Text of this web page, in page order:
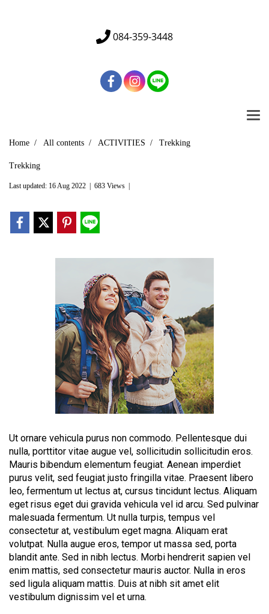
084-359-3448
Home All contents ACTIVITIES Trekking
Trekking
Last updated: 16 Aug 2022 683 Views
Ut ornare vehicula purus non commodo. Pellentesque dui
nulla, porttitor vitae augue vel, sollicitudin sollicitudin eros.
Mauris bibendum elementum feugiat. Aenean imperdiet
purus velit, sed feugiat justo fringilla vitae. Praesent libero
leo, fermentum ut lectus at, cursus tincidunt lectus. Aliquam
eget risus eget dui gravida vehicula vel id arcu. Sed pulvinar
malesuada fermentum. Ut nulla turpis, tempus vel
consectetur at, vestibulum eget magna. Aliquam erat
volutpat. Nulla augue eros, tempor ut massa sed, porta
blandit ante. Sed in nibh lectus. Morbi hendrerit sapien vel
enim mattis, sed consectetur mauris auctor. Nulla in eros
sed ligula aliquam mattis. Duis at nibh sit amet elit
vestibulum dignissim vel et urna.